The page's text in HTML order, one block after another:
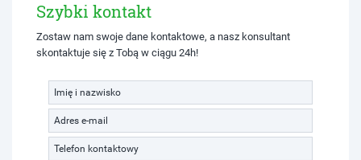
Szybki kontakt
Zostaw nam swoje dane kontaktowe, a nasz konsultant
skontaktuje się z Tobą w ciągu 24h!